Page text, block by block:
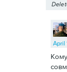
April